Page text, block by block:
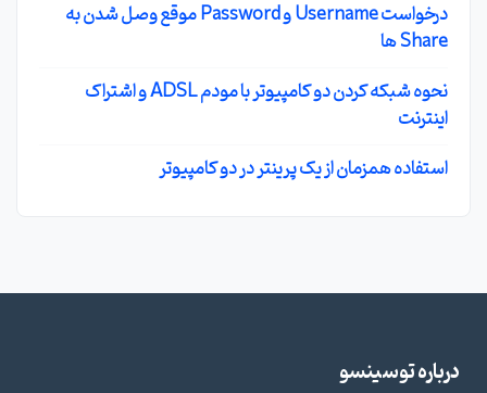
درخواست Username و Password موقع وصل شدن به
Share ها
نحوه شبکه کردن دو کامپیوتر با مودم ADSL و اشتراک
اینترنت
استفاده همزمان از یک پرینتر در دو کامپیوتر
درباره توسینسو